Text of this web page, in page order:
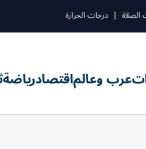
| درجات الحرارة
عرب وعالماقتصادرياضة